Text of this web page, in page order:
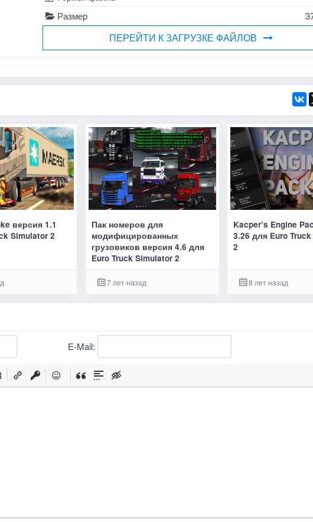
Размер
ПЕРЕЙТИ К ЗАГРУЗКЕ ФАЙЛОВ
версия 1.1
Simulator 2
Пак номеров для
модифицированных
грузовиков версия 4.6 для
Euro Truck Simulator 2
7 лет назад
Kacper’s Engine
3.26 для Euro
2
8 лет назад
E-Mail: